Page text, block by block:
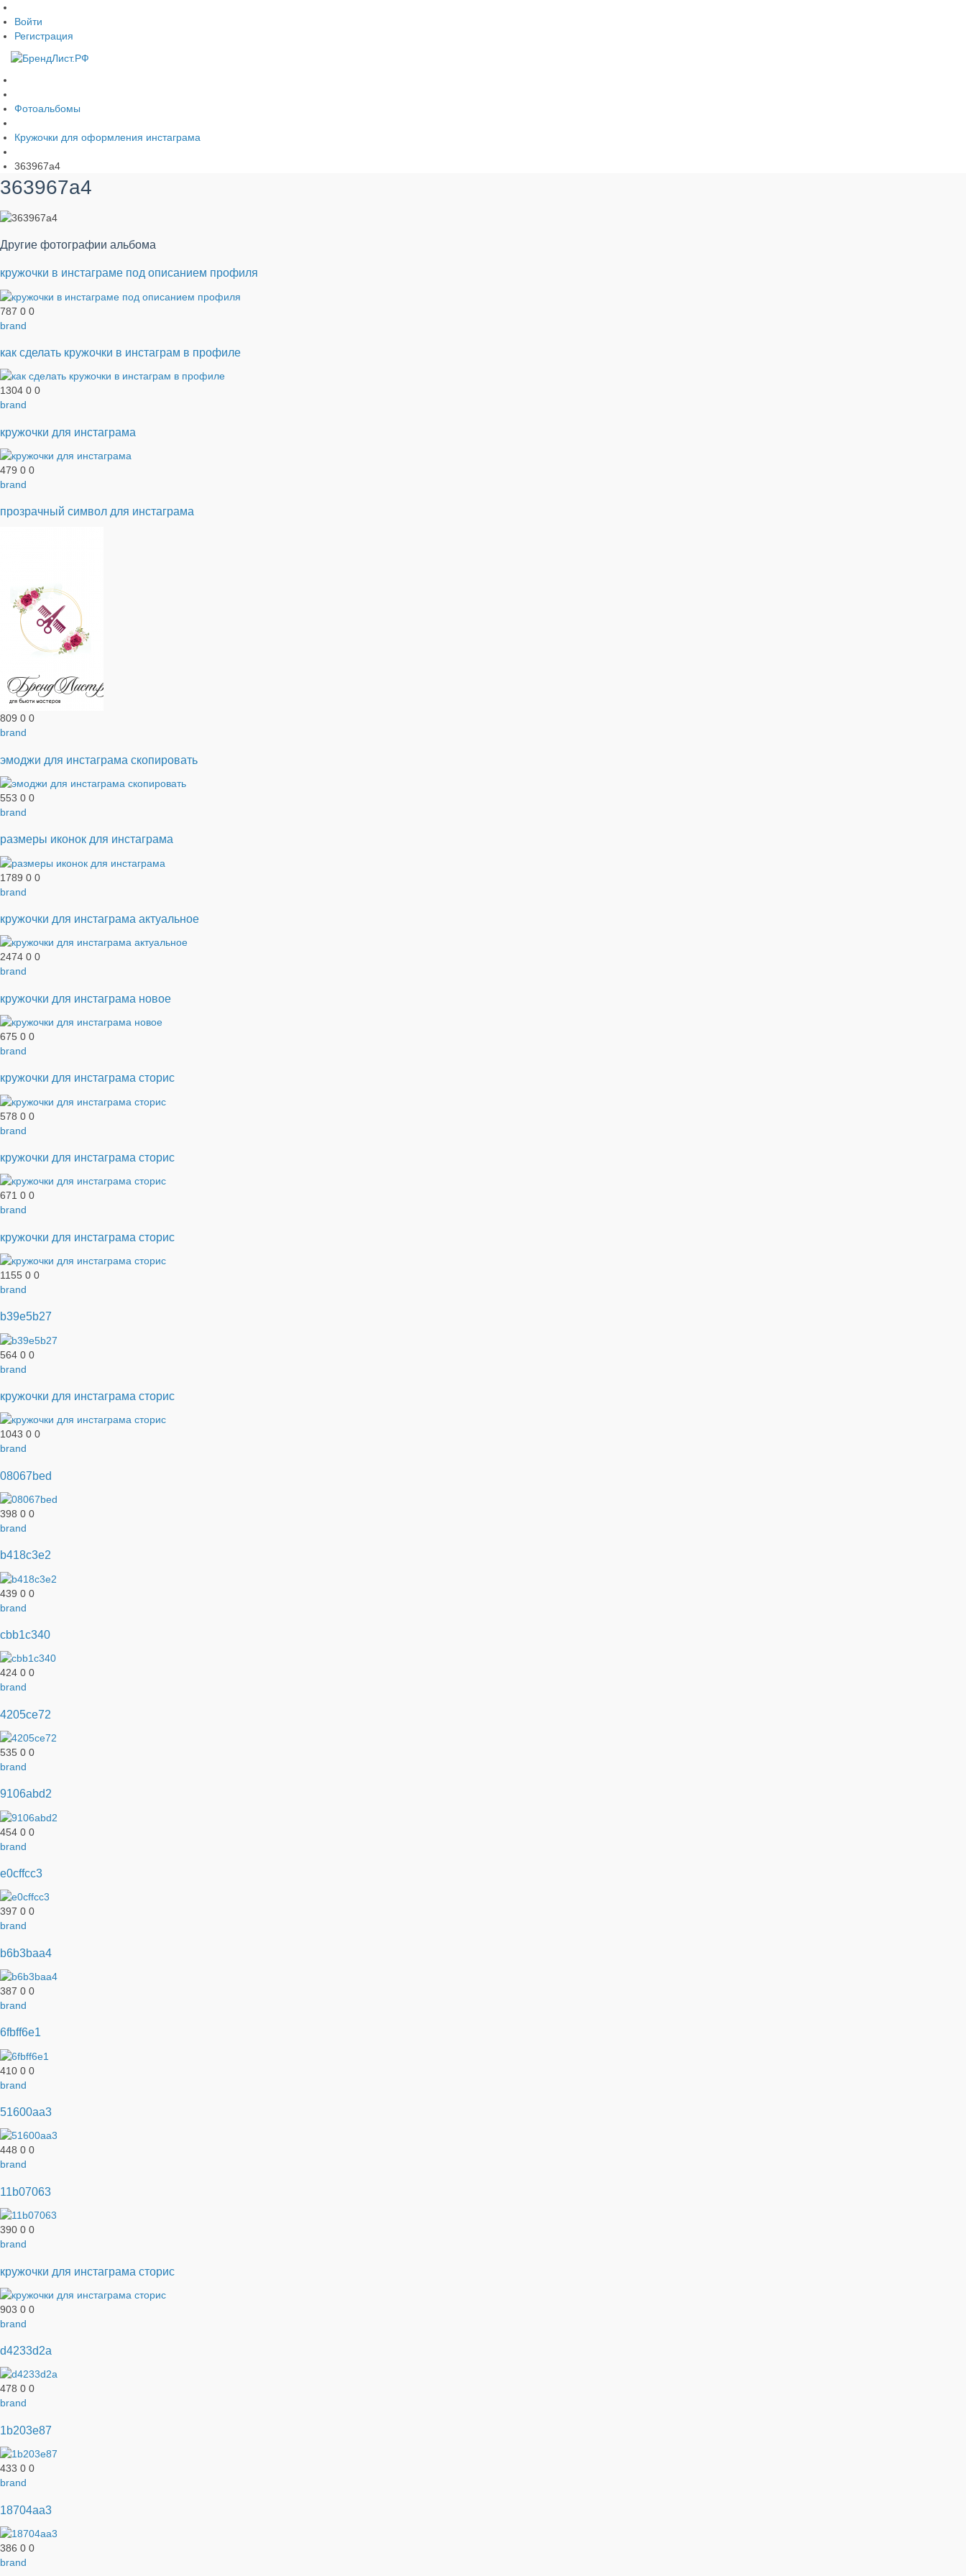
Войти
Регистрация
Фотоальбомы
Кружочки для оформления инстаграма
363967a4
363967a4
Другие фотографии альбома
кружочки в инстаграме под описанием профиля
787 0 0
brand
как сделать кружочки в инстаграм в профиле
1304 0 0
brand
кружочки для инстаграма
479 0 0
brand
прозрачный символ для инстаграма
809 0 0
brand
эмоджи для инстаграма скопировать
553 0 0
brand
размеры иконок для инстаграма
1789 0 0
brand
кружочки для инстаграма актуальное
2474 0 0
brand
кружочки для инстаграма новое
675 0 0
brand
кружочки для инстаграма сторис
578 0 0
brand
кружочки для инстаграма сторис
671 0 0
brand
кружочки для инстаграма сторис
1155 0 0
brand
b39e5b27
564 0 0
brand
кружочки для инстаграма сторис
1043 0 0
brand
08067bed
398 0 0
brand
b418c3e2
439 0 0
brand
cbb1c340
424 0 0
brand
4205ce72
535 0 0
brand
9106abd2
454 0 0
brand
e0cffcc3
397 0 0
brand
b6b3baa4
387 0 0
brand
6fbff6e1
410 0 0
brand
51600aa3
448 0 0
brand
11b07063
390 0 0
brand
кружочки для инстаграма сторис
903 0 0
brand
d4233d2a
478 0 0
brand
1b203e87
433 0 0
brand
18704aa3
386 0 0
brand